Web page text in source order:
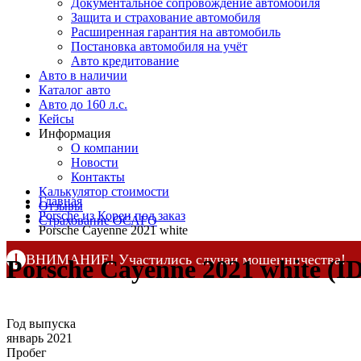
Документальное сопровождение автомобиля
Защита и страхование автомобиля
Расширенная гарантия на автомобиль
Постановка автомобиля на учёт
Авто кредитование
Авто в наличии
Каталог авто
Авто до 160 л.с.
Кейсы
Информация
О компании
Новости
Контакты
Калькулятор стоимости
Отзывы
Страхование ОСАГО
ВНИМАНИЕ! Участились случаи мошенничества!
Компания DSS Group принимает оплату за свои
Главная
Porsche из Кореи под заказ
Porsche Cayenne 2021 white
Porsche Cayenne 2021 white
Год выпуска
январь 2021
Пробег